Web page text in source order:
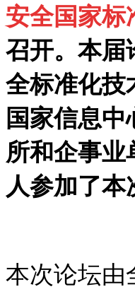
安全国家标
召开。本届
全标准化技
国家信息
所和企事业
人参加了本
本次论坛由